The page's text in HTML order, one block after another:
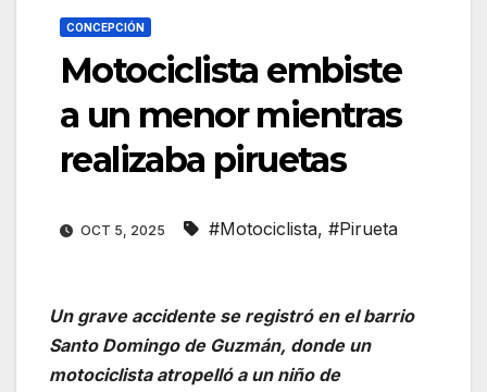
CONCEPCIÓN
Motociclista embiste
a un menor mientras
realizaba piruetas
OCT 5, 2025 #Motociclista, #Pirueta
Un grave accidente se registró en el barrio
Santo Domingo de Guzmán, donde un
motociclista atropelló a un niño de